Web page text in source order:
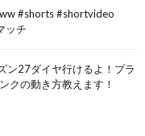
#shorts #shortvideo
ッチ
ン27ダイヤ行けるよ！プラ
クの動き方教えます！